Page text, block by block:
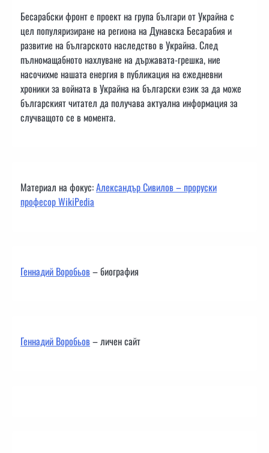
Бесарабски фронт е проект на група българи от Украйна с
цел популяризиране на региона на Дунавска Бесарабия и
развитие на българското наследство в Украйна. След
пълномащабното нахлуване на държавата-грешка, ние
насочихме нашата енергия в публикация на ежедневни
хроники за войната в Украйна на български език за да може
българският читател да получава актуална информация за
случващото се в момента.
Материал на фокус:Александър Сивилов – проруски
професор WikiPedia
Геннадий Воробьов– биография
Геннадий Воробьов– личен сайт